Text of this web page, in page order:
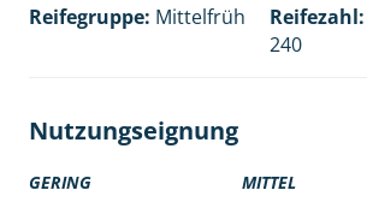
Reifegruppe: Mittelfrüh Reifezahl:
240
Nutzungseignung
GERING MITTEL